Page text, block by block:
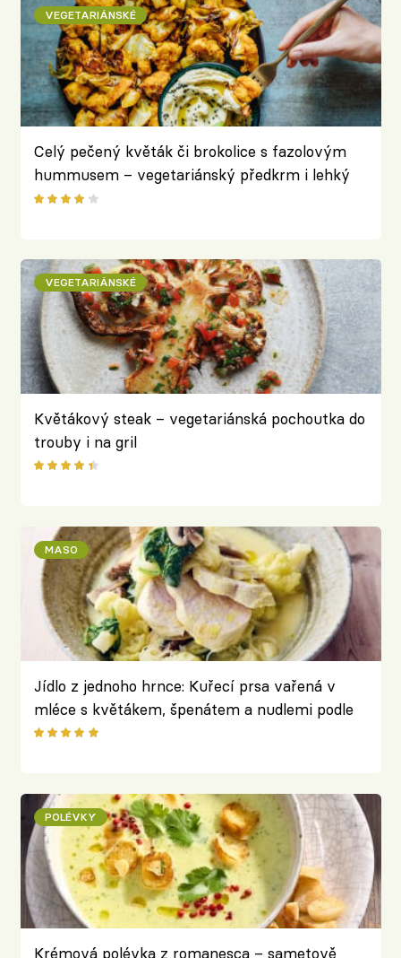
VEGETARIÁNSKÉ
Celý pečený květák či brokolice s fazolovým
hummusem – vegetariánský předkrm i lehký
oběd
VEGETARIÁNSKÉ
Květákový steak – vegetariánská pochoutka do
trouby i na gril
MASO
Jídlo z jednoho hrnce: Kuřecí prsa vařená v
mléce s květákem, špenátem a nudlemi podle
Jamieho Olivera
POLÉVKY
Krémová polévka z romanesca – sametově